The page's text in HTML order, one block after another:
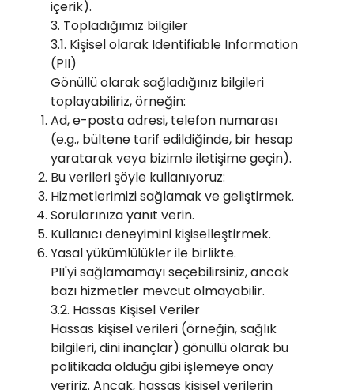
içerik).
3. Topladığımız bilgiler
3.1. Kişisel olarak Identifiable Information
(PII)
Gönüllü olarak sağladığınız bilgileri
toplayabiliriz, örneğin:
Ad, e-posta adresi, telefon numarası
(e.g., bültene tarif edildiğinde, bir hesap
yaratarak veya bizimle iletişime geçin).
Bu verileri şöyle kullanıyoruz:
Hizmetlerimizi sağlamak ve geliştirmek.
Sorularınıza yanıt verin.
Kullanıcı deneyimini kişiselleştirmek.
Yasal yükümlülükler ile birlikte.
PII'yi sağlamamayı seçebilirsiniz, ancak
bazı hizmetler mevcut olmayabilir.
3.2. Hassas Kişisel Veriler
Hassas kişisel verileri (örneğin, sağlık
bilgileri, dini inançlar) gönüllü olarak bu
politikada olduğu gibi işlemeye onay
veririz. Ancak, hassas kişisel verilerin